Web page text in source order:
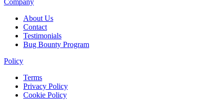
Company
About Us
Contact
Testimonials
Bug Bounty Program
Policy
Terms
Privacy Policy
Cookie Policy